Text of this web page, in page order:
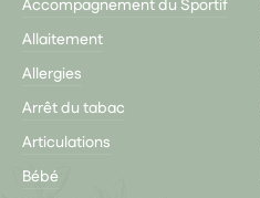
Accompagnement du Sportif
Allaitement
Allergies
Arrêt du tabac
Articulations
Bébé